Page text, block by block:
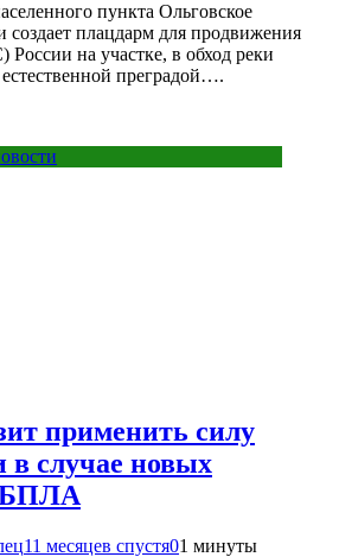
пункта Ольговское
создает плацдарм для продвижения
на участке, в обход реки
преградой….
применить силу
в случае новых
БПЛА
11 месяцев спустя01 минуты